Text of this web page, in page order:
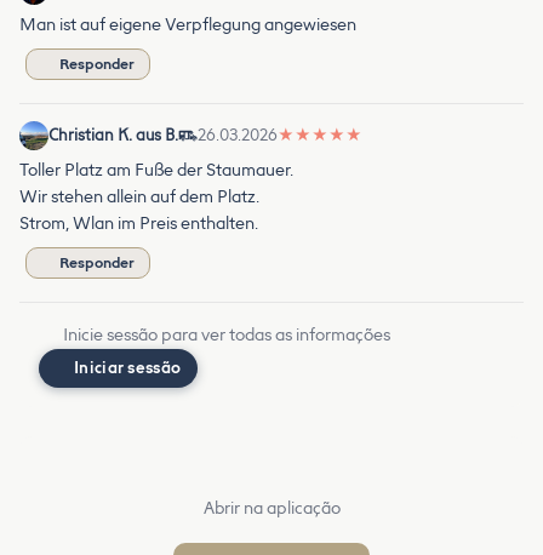
Man ist auf eigene Verpflegung angewiesen
Responder
Christian K. aus B. 26.03.2026★ ★ ★ ★ ★
Toller Platz am Fuße der Staumauer.
Wir stehen allein auf dem Platz.
Strom, Wlan im Preis enthalten.
Responder
Inicie sessão para ver todas as informações
Iniciar sessão
Abrir na aplicação